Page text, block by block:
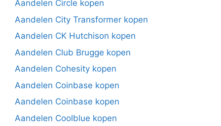
Aandelen Circle kopen
Aandelen City Transformer kopen
Aandelen CK Hutchison kopen
Aandelen Club Brugge kopen
Aandelen Cohesity kopen
Aandelen Coinbase kopen
Aandelen Coinbase kopen
Aandelen Coolblue kopen